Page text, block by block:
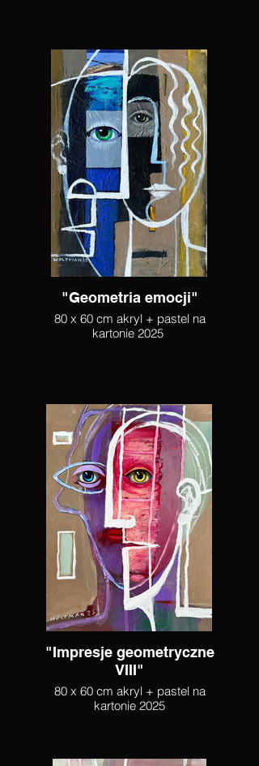
"Geometria emocji"
80 x 60 cm akryl + pastel na
kartonie 2025
"Impresje geometryczne
VIII"
80 x 60 cm akryl + pastel na
kartonie 2025